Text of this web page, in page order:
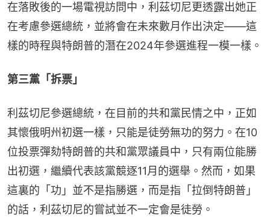
在落敗後的一場電視訪問中，利茲切尼更透露出她正
在考慮參選總統，並將會在未來數月作出決定——這
樣的時程與特朗普的潛在2024年參選進程一模一樣。
第三黨「拆票」
利茲切尼參選總統，在目前的共和黨民情之中，正如
其懷俄明州初選一樣，只能是徒勞無功的努力。在10
位投票彈劾特朗普的共和黨眾議員中，只有兩位能勝
出初選，繼續代表該黨競逐11月的選舉。然而，如果
這裏的「功」並不是指勝選，而是指「拉倒特朗普」
的話，利茲切尼的嘗試並不一定會是徒勞。